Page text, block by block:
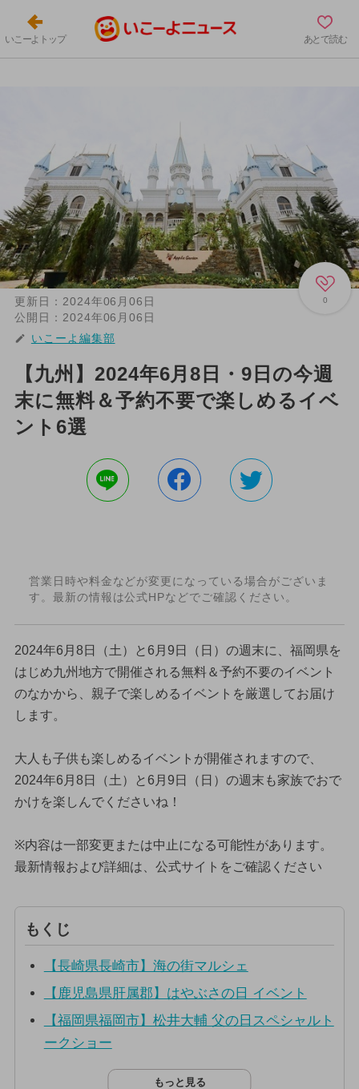
いこーよトップ あとで読む
0
更新日： 2024年06月06日
公開日： 2024年06月06日
いこーよ編集部
【九州】2024年6月8日・9日の今週
末に無料＆予約不要で楽しめるイベ
ント6選
営業日時や料金などが変更になっている場合がございま
す。最新の情報は公式HPなどでご確認ください。
2024年6月8日（土）と6月9日（日）の週末に、福岡県を
はじめ九州地方で開催される無料＆予約不要のイベント
のなかから、親子で楽しめるイベントを厳選してお届け
します。
大人も子供も楽しめるイベントが開催されますので、
2024年6月8日（土）と6月9日（日）の週末も家族でおで
かけを楽しんでくださいね！
※内容は一部変更または中止になる可能性があります。
最新情報および詳細は、公式サイトをご確認ください
もくじ
【長崎県長崎市】海の街マルシェ
【鹿児島県肝属郡】はやぶさの日 イベント
【福岡県福岡市】松井大輔 父の日スペシャルト
ークショー
もっと見る